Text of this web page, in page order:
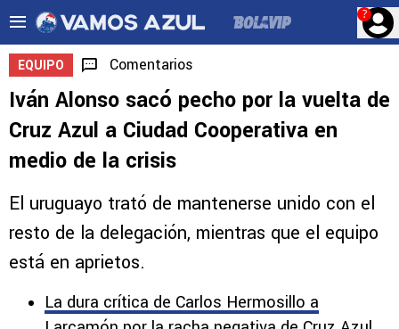
?
EQUIPO Comentarios
Iván Alonso sacó pecho por la vuelta de
Cruz Azul a Ciudad Cooperativa en
medio de la crisis
El uruguayo trató de mantenerse unido con el
resto de la delegación, mientras que el equipo
está en aprietos.
La dura crítica de Carlos Hermosillo a